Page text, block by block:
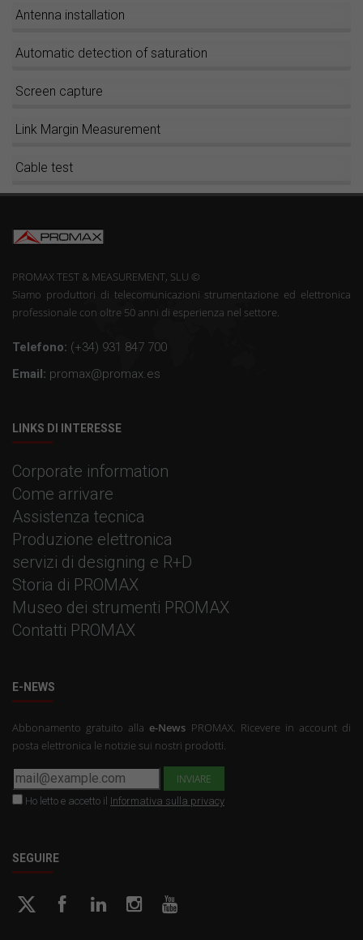
Antenna installation
Automatic detection of saturation
Screen capture
Link Margin Measurement
Cable test
PROMAX TEST & MEASUREMENT, SLU ©
Siamo produttori di telecomunicazioni strumentazione ed elettronica
professionale con oltre 50 anni di esperienza nel settore.
Telefono: (+34) 931 847 700
Email: promax@promax.es
LINKS DI INTERESSE
Corporate information
Come arrivare
Assistenza tecnica
Produzione elettronica
servizi di designing e R+D
Storia di PROMAX
Museo dei strumenti PROMAX
Contatti PROMAX
E-NEWS
Abbonamento gratuito alla e-News PROMAX. Ricevere in account di
posta elettronica le notizie sui nostri prodotti.
Ho letto e accetto il Informativa sulla privacy
SEGUIRE